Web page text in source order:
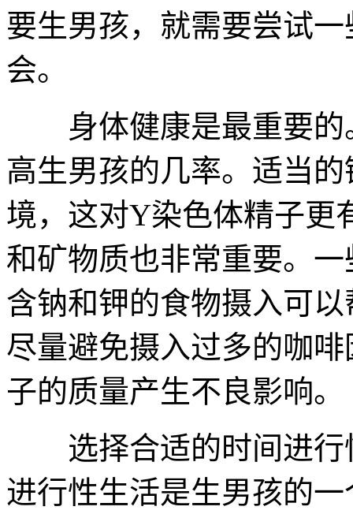
要生男孩，就需要尝试
会。
身体健康是最重要的
高生男孩的几率。适当
境，这对Y染色体精子更
和矿物质也非常重要。
含钠和钾的食物摄入可
尽量避免摄入过多的咖
子的质量产生不良影响。
选择合适的时间进行
进行性生活是生男孩的